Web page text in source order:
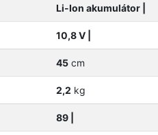
Li-Ion akumulátor |
10,8 V |
45cm
2,2 kg
89 |